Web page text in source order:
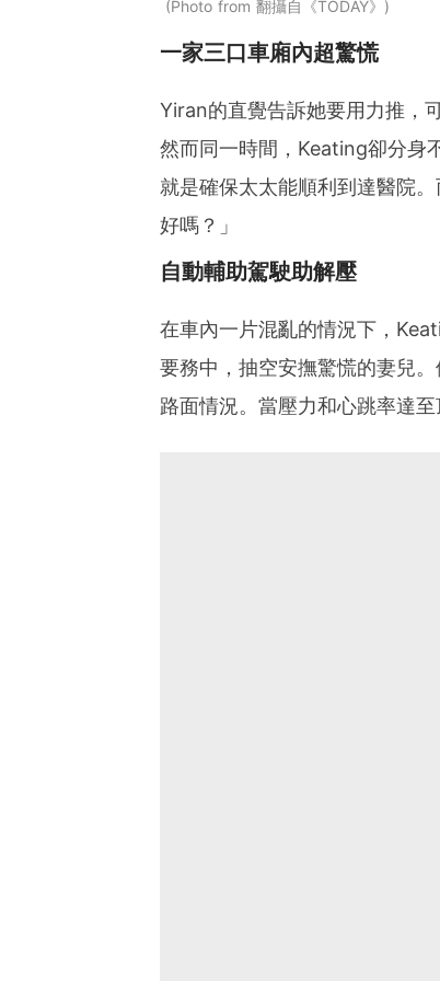
Photo from 翻攝自《TODAY》
一家三口車廂內超驚慌
Yiran的直覺告訴她要用力推，
然而同一時間，Keating卻分身
就是確保太太能順利到達醫院
好嗎？」
自動輔助駕駛助解壓
在車內一片混亂的情況下，
要務中，抽空安撫驚慌的妻兒
路面情況。當壓力和心跳率達